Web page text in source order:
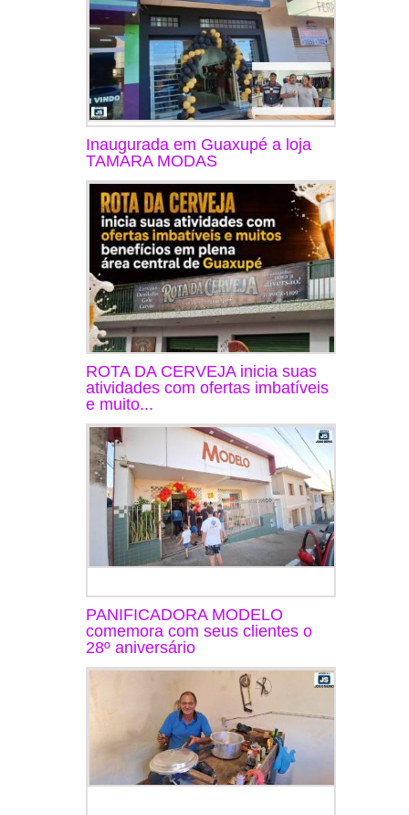
Inaugurada em Guaxupé a loja
TAMARA MODAS
ROTA DA CERVEJA inicia suas
atividades com ofertas imbatíveis
e muito...
PANIFICADORA MODELO
comemora com seus clientes o
28º aniversário